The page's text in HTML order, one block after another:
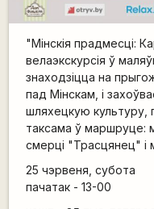
"Мінскія прадмесці:
велаэкскурсія ў
знаходзіцца на
пад Мінскам, і
шляхецкую культуру,
таксама ў маршруце:
смерці "Трасцянец" і
25 чэрвеня, субота
пачатак - 13-00